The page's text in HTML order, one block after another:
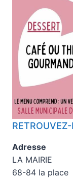
Adresse
LA MAIRIE
68-84 la place